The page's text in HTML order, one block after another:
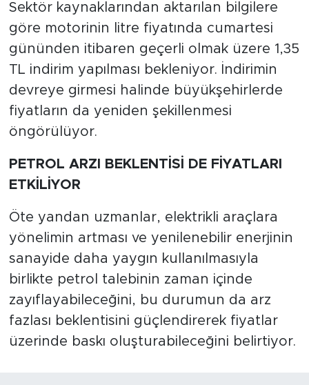
Sektör kaynaklarından aktarılan bilgilere
göre motorinin litre fiyatında cumartesi
gününden itibaren geçerli olmak üzere 1,35
TL indirim yapılması bekleniyor. İndirimin
devreye girmesi halinde büyükşehirlerde
fiyatların da yeniden şekillenmesi
öngörülüyor.
PETROL ARZI BEKLENTİSİ DE FİYATLARI
ETKİLİYOR
Öte yandan uzmanlar, elektrikli araçlara
yönelimin artması ve yenilenebilir enerjinin
sanayide daha yaygın kullanılmasıyla
birlikte petrol talebinin zaman içinde
zayıflayabileceğini, bu durumun da arz
fazlası beklentisini güçlendirerek fiyatlar
üzerinde baskı oluşturabileceğini belirtiyor.